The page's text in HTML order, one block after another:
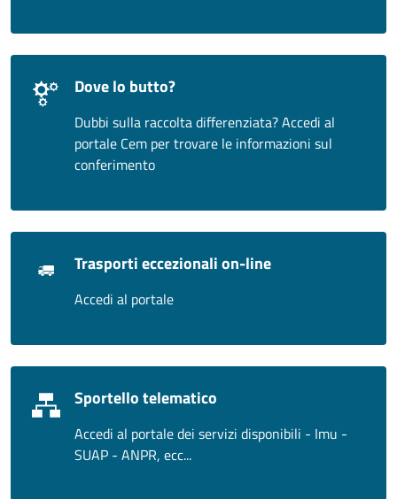
Dove lo butto?
Dubbi sulla raccolta differenziata? Accedi al
portale Cem per trovare le informazioni sul
conferimento
Trasporti eccezionali on-line
Accedi al portale
Sportello telematico
Accedi al portale dei servizi disponibili - Imu -
SUAP - ANPR, ecc...